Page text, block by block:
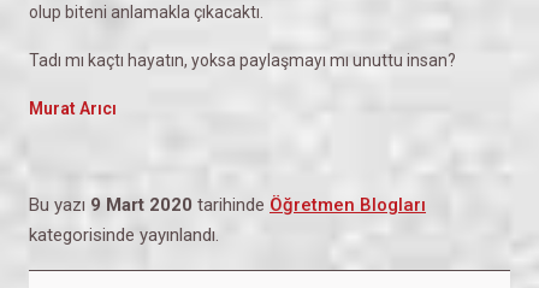
olup biteni anlamakla çıkacaktı.
Tadı mı kaçtı hayatın, yoksa paylaşmayı mı unuttu insan?
Murat Arıcı
Bu yazı 9 Mart 2020 tarihinde Öğretmen Blogları
kategorisinde yayınlandı.